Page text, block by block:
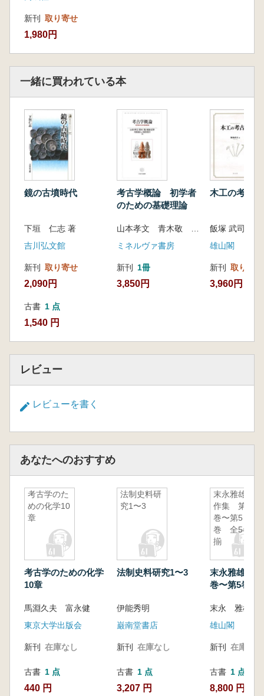
新刊 取り寄せ
1,980円
一緒に買われている本
鏡の古墳時代
下垣 仁志 著
吉川弘文館
新刊 取り寄せ
2,090円
古書 1 点
1,540 円
考古学概論 初学者
のための基礎理論
ミネルヴァ書房
新刊 1冊
3,850円
木工の考古学
飯塚 武司 著
雄山閣
新刊 取り寄せ
3,960円
レビュー
レビューを書く
あなたへのおすすめ
考古学のた
めの化学10
章
考古学のための化学
10章
馬淵久夫 富永健
東京大学出版会
新刊 在庫なし
古書 1 点
440 円
法制史料研
究1〜3
法制史料研究1〜3
伊能秀明
巌南堂書店
新刊 在庫なし
古書 1 点
3,207 円
末永雅雄著
作集 第1
巻〜第5
巻 全5巻
揃
末永雅雄著
巻〜第5巻
末永 雅雄
雄山閣
新刊 在庫なし
古書 1 点
8,800 円